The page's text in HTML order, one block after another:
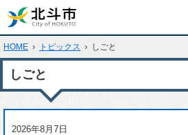
HOME › トピックス › しごと
しごと
2026年8月7日